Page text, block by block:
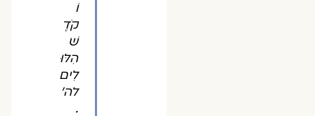
קֹדֶ
שׁ
הִלּוּ
לִים
לה'